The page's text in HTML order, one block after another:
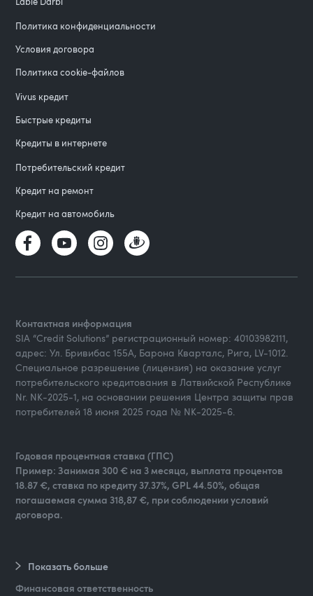
Политика конфиденциальности
Условия договора
Политика cookie-файлов
Vivus кредит
Быстрые кредиты
Кредиты в интернете
Потребительский кредит
Кредит на ремонт
Кредит на автомобиль
Контактная информация
SIA “Credit Solutions” регистрационный номер: 40103982111,
адрес: Ул. Бривибас 155А, Барона Кварталс, Рига, LV-1012.
Специальное разрешение (лицензия) на оказание услуг
потребительского кредитования в Латвийской Республике
Nr. NK-2025-1, на основании решения Центра защиты прав
потребителей 18 июня 2025 года № NK-2025-6.
Годовая процентная ставка (ГПС)
Пример: Занимая 300 € на 3 месяца, выплата процентов
18.87 €, ставка по кредиту 37.37%, GPL 44.50%, общая
погашаемая сумма 318,87 €, при соблюдении условий
договора.
Показать больше
Финансовая ответственность